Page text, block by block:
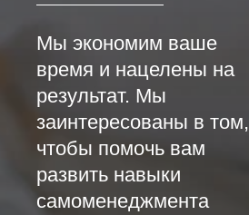
Мы экономим ваше
время и нацелены на
результат. Мы
заинтересованы в том,
чтобы помочь вам
развить навыки
самоменеджмента